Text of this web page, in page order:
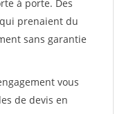
à porte. Des
prenaient du
sans garantie
vous
de devis en